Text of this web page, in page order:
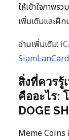
ให้เข้าใจภาพร
เพิ่มเติมและฝึ
อ่านเพิ่มเติม:
SiamLanCard
สิ่งที่ควรรู้
คืออะไร:
DOGE
Meme Coins